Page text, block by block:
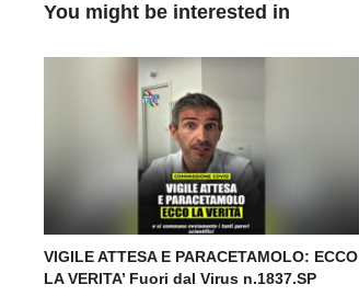
You might be interested in
VIGILE ATTESA E PARACETAMOLO: ECCO
LA VERITA’ Fuori dal Virus n.1837.SP